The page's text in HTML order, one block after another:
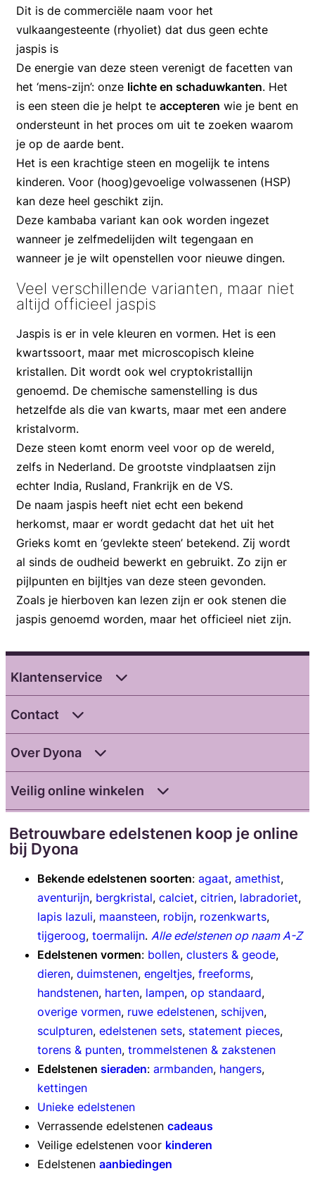
Dit is de commerciële naam voor het
vulkaangesteente (rhyoliet) dat dus geen echte
jaspis is
De energie van deze steen verenigt de facetten van
het ‘mens-zijn’: onze lichte en schaduwkanten. Het
is een steen die je helpt te accepteren wie je bent en
ondersteunt in het proces om uit te zoeken waarom
je op de aarde bent.
Het is een krachtige steen en mogelijk te intens
kinderen. Voor (hoog)gevoelige volwassenen (HSP)
kan deze heel geschikt zijn.
Deze kambaba variant kan ook worden ingezet
wanneer je zelfmedelijden wilt tegengaan en
wanneer je je wilt openstellen voor nieuwe dingen.
Veel verschillende varianten, maar niet
altijd officieel jaspis
Jaspis is er in vele kleuren en vormen. Het is een
kwartssoort, maar met microscopisch kleine
kristallen. Dit wordt ook wel cryptokristallijn
genoemd. De chemische samenstelling is dus
hetzelfde als die van kwarts, maar met een andere
kristalvorm.
Deze steen komt enorm veel voor op de wereld,
zelfs in Nederland. De grootste vindplaatsen zijn
echter India, Rusland, Frankrijk en de VS.
De naam jaspis heeft niet echt een bekend
herkomst, maar er wordt gedacht dat het uit het
Grieks komt en ‘gevlekte steen’ betekend. Zij wordt
al sinds de oudheid bewerkt en gebruikt. Zo zijn er
pijlpunten en bijltjes van deze steen gevonden.
Zoals je hierboven kan lezen zijn er ook stenen die
jaspis genoemd worden, maar het officieel niet zijn.
Klantenservice
Contact
Over Dyona
Veilig online winkelen
Betrouwbare edelstenen koop je online
bij Dyona
Bekende edelstenen soorten: agaat, amethist,
aventurijn, bergkristal, calciet, citrien, labradoriet,
lapis lazuli, maansteen, robijn, rozenkwarts,
tijgeroog, toermalijn. Alle edelstenen op naam A-Z
Edelstenen vormen: bollen, clusters & geode,
dieren, duimstenen, engeltjes, freeforms,
handstenen, harten, lampen, op standaard,
overige vormen, ruwe edelstenen, schijven,
sculpturen, edelstenen sets, statement pieces,
torens & punten, trommelstenen & zakstenen
Edelstenen sieraden: armbanden, hangers,
kettingen
Unieke edelstenen
Verrassende edelstenen cadeaus
Veilige edelstenen voor kinderen
Edelstenen aanbiedingen